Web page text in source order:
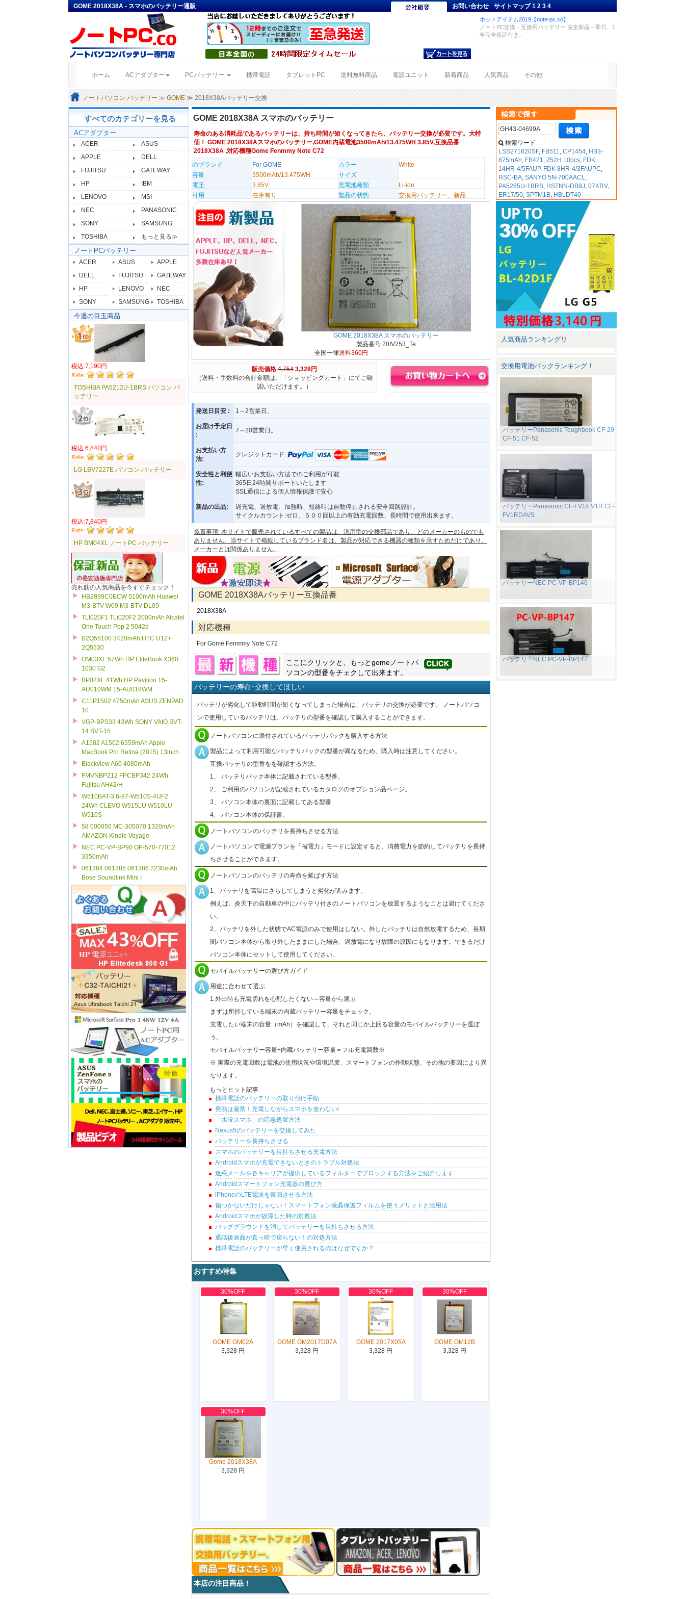
GOME 2018X38A - スマホのバッテリー通販 お問い合わせ サイトマップ 1234
ホットアイテム2019【note-pc.co】
ノートPC交換・互換用バッテリー 完全新品～即日、1
年完全保証付き。
ホーム (current)ACアダプター PCバッテリー 携帯電話 タブレットPC 送料無料商品 電源ユニット 新着商品 人気商品 その他
ノートパソコン バッテリー ≫GOME ≫ 2018X38Aバッテリー交換
すべてのカテゴリーを見る
ACアダプター
ACER
ASUS
APPLE
DELL
FUJITSU
GATEWAY
HP
IBM
LENOVO
MSI
NEC
PANASONIC
SONY
SAMSUNG
TOSHIBA
もっと見る≫
ノートPCバッテリー
ACER ASUS
APPLE
DELL
FUJITSU
GATEWAY
HP
LENOVO
NEC
SONY
SAMSUNG TOSHIBA
今週の目玉商品
税込:7,190円
TOSHIBA PA5212U-1BRS パソコン バ
ッテリー
税込:6,840円
LG LBV7227E パソコン バッテリー
税込:7,840円
HP BM04XL ノートPC バッテリー
売れ筋の人気商品を今すぐチェック！
HB2899C0ECW 5100mAh Huawei
M3-BTV-W09 M3-BTV-DL09
TLI020F1 TLi020F2 2000mAh Alcatel
One Touch Pop 2 5042d
B2Q55100 3420mAh HTC U12+
2Q5530
OM03XL 57Wh HP EliteBook X360
1030 G2
BP02XL 41Wh HP Pavilion 15-
AU010WM 15-AU018WM
C11P1502 4750mAh ASUS ZENPAD
10
VGP-BPS33 43Wh SONY VAIO SVT-
14 SVT-15
A1582 A1502 6559mAh Apple
MacBook Pro Retina (2015) 13inch
Blackview A60 4080mAh
FMVNBP212 FPCBP342 24Wh
Fujitsu AH42/H
W510BAT-3 6-87-W510S-4UF2
24Wh CLEVO W515LU W510LU
W510S
58 000056 MC-305070 1320mAh
AMAZON Kindle Voyage
NEC PC-VP-BP90 OP-570-77012
3350mAh
061384 061385 061386 2230mAh
Bose Soundlink Mini I
GOME 2018X38A スマホのバッテリー
寿命のある消耗品であるバッテリーは、持ち時間が短くなってきたら、バッテリー交換が必要です。大特
価！ GOME 2018X38Aスマホのバッテリー,GOME内蔵電池3500mAh/13.475WH 3.85V,互換品番
2018X38A ,対応機種Gome Fenmmy Note C72
のブランド
For GOME カラー
White
容量
3500mAh/13.475WH
サイズ
電圧
3.85V 充電池種類
Li-ion
可用
在庫有り 製品の状態 交換用バッテリー、新品
GOME 2018X38A スマホのバッテリー
製品番号 20IV253_Te
全国一律送料360円
販売価格 4,754 3,328円
（送料・手数料の合計金額は、「ショッピングカート」にてご確
認いただけます。）
発送日目安 : 1～2営業日。
お届け予定日
:
7～20営業日。
お支払い方
法:
クレジットカード:
安全性と利便
性:
幅広いお支払い方法でのご利用が可能
365日24時間サポートいたします
SSL通信による個人情報保護で安心
新品の出品:
過充電、過放電、加熱時、短絡時は自動停止される安全回路設計。
サイクルカウント:ゼロ、５００回以上の有効充電回数、長時間で使用出来ます。
免責事項: 本サイトで販売されているすべての製品は、汎用型の交換部品であり、どのメーカーのものでも
ありません。当サイトで掲載しているブランド名は、製品が対応できる機器の種類を示すためだけであり、
メーカーとは関係ありません。
GOME 2018X38Aバッテリー互換品番
2018X38A
対応機種
For Gome Fenmmy Note C72
ここにクリックと、もっとgomeノートパ
ソコンの型番をチェクして出来ます。
バッテリーの寿命･交換してほしい
バッテリが劣化して駆動時間が短くなってしまった場合は、バッテリの交換が必要です。 ノートパソコ
ンで使用しているバッテリは、バッテリの型番を確認して購入することができます。
ノートパソコンに添付されているバッテリパックを購入する方法
製品によって利用可能なバッテリパックの型番が異なるため、購入時は注意してください。
互換バッテリの型番をを確認する方法。
1、 バッテリパック本体に記載されている型番。
2、 ご利用のパソコンが記載されているカタログのオプション品ページ。
3、 パソコン本体の裏面に記載してある型番
4、 パソコン本体の保証書。
ノートパソコンのバッテリを長持ちさせる方法
ノートパソコンで電源プランを「省電力」モードに設定すると、消費電力を節約してバッテリを長持
ちさせることができます。
ノートパソコンのバッテリの寿命を延ばす方法
1、バッテリを高温にさらしてしまうと劣化が進みます。
例えば、炎天下の自動車の中にバッテリ付きのノートパソコンを放置するようなことは避けてくださ
い。
2、バッテリを外した状態でAC電源のみで使用はしない。外したバッテリは自然放電するため、長期
間パソコン本体から取り外したままにした場合、過放電になり故障の原因にもなります。できるだけ
パソコン本体にセットして使用してください。
モバイルバッテリーの選び方ガイド
用途に合わせて選ぶ
1.外出時も充電切れを心配したくない～容量から選ぶ
まずは所持している端末の内蔵バッテリー容量をチェック。
充電したい端末の容量（mAh）を確認して、それと同じか上回る容量のモバイルバッテリーを選ぼ
う。
モバイルバッテリー容量÷内蔵バッテリー容量＝フル充電回数※
※ 実際の充電回数は電池の使用状況や環境温度、スマートフォンの作動状態、その他の要因により異
なります。
もっとヒット記事
携帯電話のバッテリーの取り付け手順
発熱は厳禁！充電しながらスマホを使わないl
「水没スマホ」の応急処置方法
Nexus5のバッテリーを交換してみた
バッテリーを長持ちさせる
スマホのバッテリーを長持ちさせる充電方法
Androidスマホが充電できないときのトラブル対処法
迷惑メールを各キャリアが提供しているフィルターでブロックする方法をご紹介します
Androidスマートフォン充電器の選び方
iPhoneのLTE電波を復旧させる方法
傷つかないだけじゃない！スマートフォン液晶保護フィルムを使うメリットと活用法
Androidスマホが故障した時の対処法
バッググラウンドを消してバッテリーを長持ちさせる方法
通話後画面が真っ暗で戻らない！の対処方法
携帯電話のバッテリーが早く使用されるのはなぜですか？
おすすめ特集
30%OFF
GOME GM02A
3,328 円
30%OFF
GOME GM2017D07A
3,328 円
30%OFF
GOME 2017X05A
3,328 円
30%OFF
GOME GM12B
3,328 円
30%OFF
Gome 2018X38A
3,328 円
本店の注目商品！
検索ワード
LSS271620SF, FB511,CP1454, HB3-
875mAh, FB421,Z52H 10pcs, FDK
14HR-4/5FAUP, FDK 8HR-4/3FAUPC,
RSC-BA,SANYO 5N-700AACL,
PA5265U-1BRS, HSTNN-DB9J,07KRV,
ER17/50,SPTM1B, HBLDT40
人気商品ランキングリ
交換用電池パックランキング！
バッテリーPanasonic Toughbook CF-29
CF-51 CF-52
バッテリーPanasonic CF-FV1/FV1R CF-
FV1RDAVS
バッテリーNEC PC-VP-BP146
バッテリーNEC PC-VP-BP147